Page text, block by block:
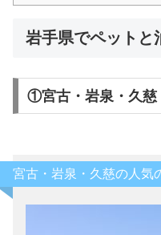
岩手県でペットと
①宮古・岩泉・久慈
宮古・岩泉・久慈の人気